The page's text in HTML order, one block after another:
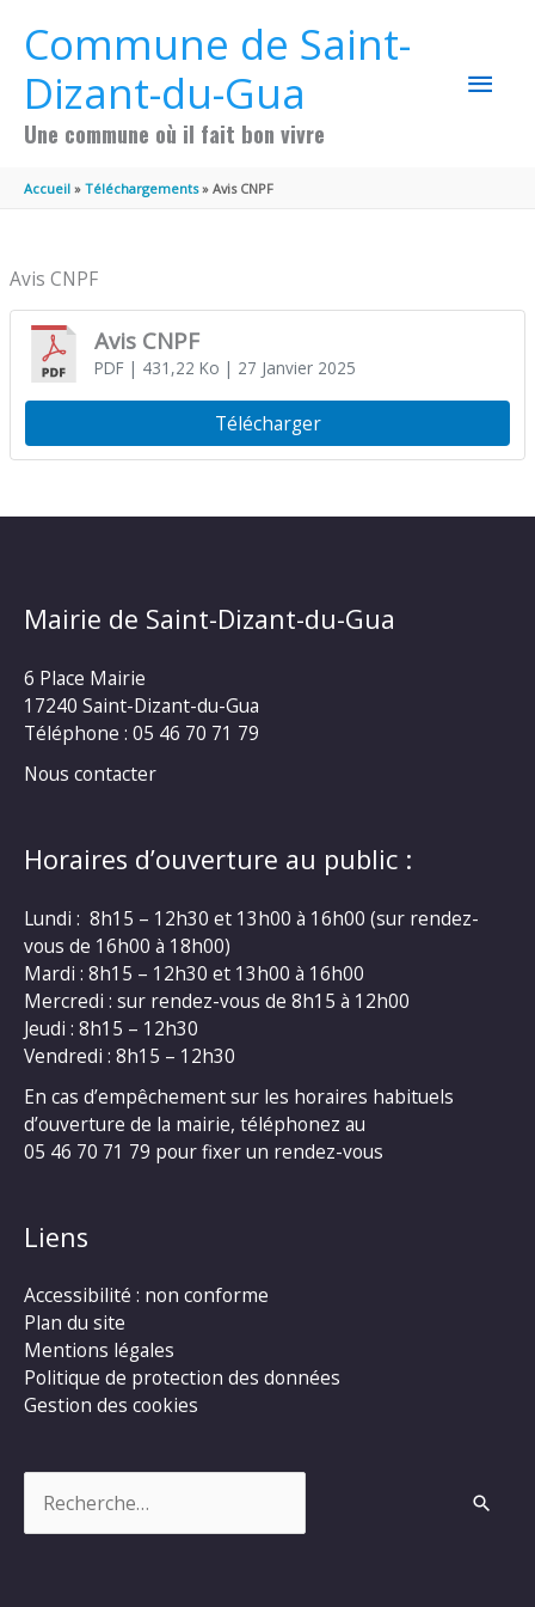
Commune de Saint-
Dizant-du-Gua
Une commune où il fait bon vivre
Accueil Téléchargements Avis CNPF
Avis CNPF
Avis CNPF
PDF| 431,22 Ko | 27 Janvier 2025
Télécharger
Mairie de Saint-Dizant-du-Gua
6 Place Mairie
17240 Saint-Dizant-du-Gua
Téléphone : 05 46 70 71 79
Nous contacter
Horaires d’ouverture au public :
Lundi : 8h15 – 12h30 et 13h00 à 16h00 (sur rendez-
vous de 16h00 à 18h00)
Mardi : 8h15 – 12h30 et 13h00 à 16h00
Mercredi : sur rendez-vous de 8h15 à 12h00
Jeudi : 8h15 – 12h30
Vendredi : 8h15 – 12h30
En cas d’empêchement sur les horaires habituels
d’ouverture de la mairie, téléphonez au
05 46 70 71 79 pour fixer un rendez-vous
Liens
Accessibilité : non conforme
Plan du site
Mentions légales
Politique de protection des données
Gestion des cookies